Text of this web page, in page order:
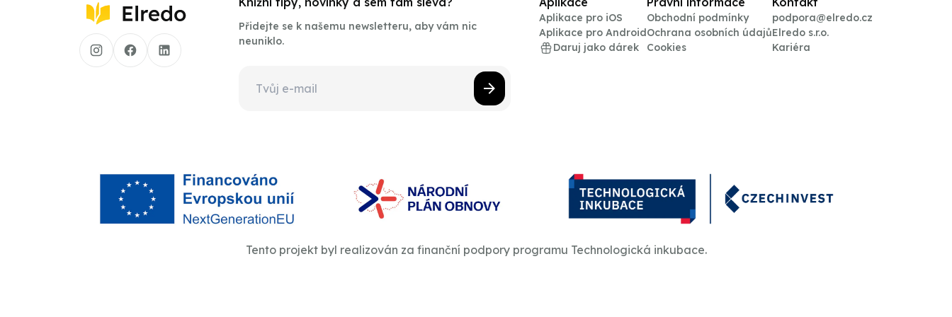
Přidejte se k našemu newsletteru, aby vám nic
neuniklo.
Aplikace pro iOS
Aplikace pro Android
Daruj jako dárek
Obchodní podmínky
Ochrana osobních údajů
Cookies
podpora@elredo.cz
Elredo s.r.o.
Kariéra
Tento projekt byl realizován za finanční podpory programu Technologická inkubace.